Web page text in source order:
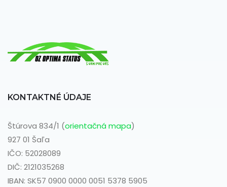
KONTAKTNÉ ÚDAJE
Štúrova 834/1 (orientačná mapa)
927 01 Šaľa
IČO: 52028089
DIČ: 2121035268
IBAN: SK57 0900 0000 0051 5378 5905